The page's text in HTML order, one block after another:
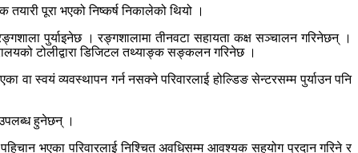
पूरा भएको निष्कर्ष निकालेको थियो ।
पुर्याइनेछ । रङ्गशालामा तीनवटा सहायता कक्ष सञ्चालन गरिनेछन् ।
टोलीद्वारा डिजिटल तथ्याङ्क सङ्कलन गरिनेछ ।
स्वयं व्यवस्थापन गर्न नसक्ने परिवारलाई होल्डिङ सेन्टरसम्म पुर्याउन पनि
उपलब्ध हुनेछन् ।
भएका परिवारलाई निश्चित अवधिसम्म आवश्यक सहयोग प्रदान गरिने र